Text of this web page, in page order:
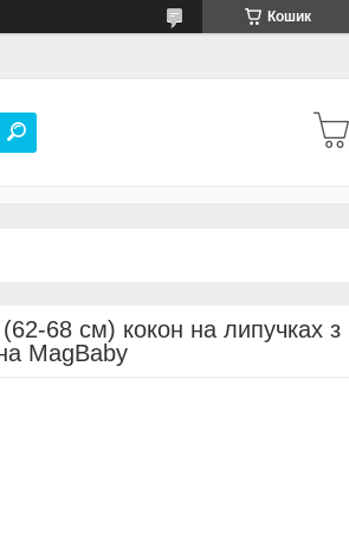
Кошик
68 см) кокон на липучках з
MagBaby